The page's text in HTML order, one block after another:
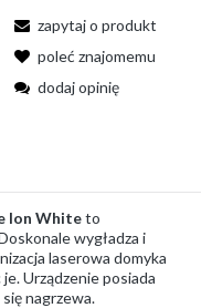
zapytaj o produkt
poleć znajomemu
dodaj opinię
Ion Whiteto
wygładza i
laserowa domyka
Urządzenie posiada
nagrzewa.